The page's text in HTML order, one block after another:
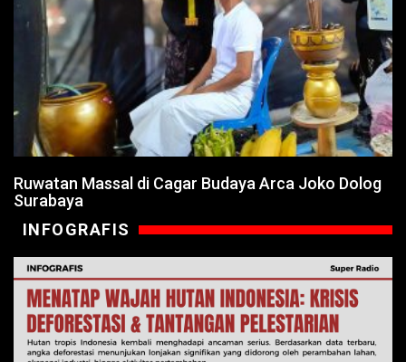
Ruwatan Massal di Cagar Budaya Arca Joko Dolog
Surabaya
INFOGRAFIS